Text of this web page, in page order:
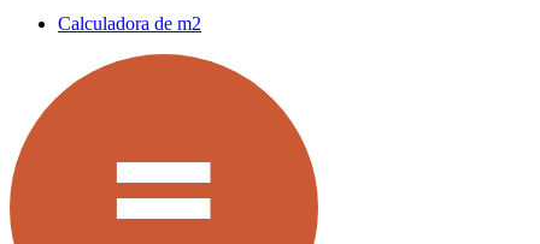
Calculadora de m2